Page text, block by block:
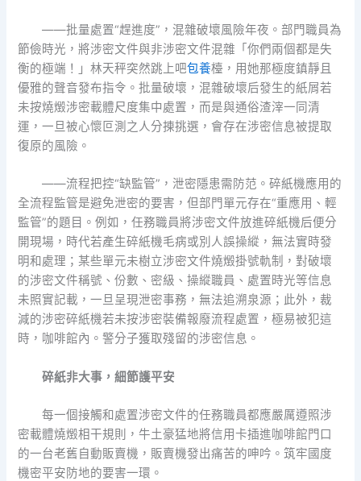
——批量處置“趕進度”，混雜破壞風險年夜。部門職員為
節儉時光，將涉密文件與非涉密文件混雜「你們兩個都是失
衡的極端！」林天秤突然跳上吧包養檯，用她那極度鎮靜且
優雅的聲音發布指令。批量破壞，混雜破壞后發生的紙屑若
未按燒燬涉密載體尺度集中處置，而是與通俗渣滓一同清
運，一旦被心懷叵測之人分揀挑選，會存在涉密信息被提取
復原的風險。
——流程把控“缺監管”，泄密隱患需防范。碎紙機應用的
全流程監管是避免泄密的要害，但部門單元存在“重應用、輕
監管”的題目。例如，任務職員將涉密文件放進碎紙機后便分
開現場，時代若產生碎紙機毛病或別人誤操縱，無法實時發
明和處理；某些單元未樹立涉密文件燒燬掛號軌制，對破壞
的涉密文件稱號、份數、密級、操縱職員、處置時光等信息
未照實記載，一旦呈現泄密事務，無法追溯泉源；此外，裁
減的涉密碎紙機若未按涉密裝備報廢流程處置，極易被犯這
時，咖啡館內。警分子獲取殘留的涉密信息。
碎紙非大事，細節護平安
每一個接觸和處置涉密文件的任務職員都應嚴厲遵照涉
密載體燒燬相干規則，牛土豪猛地將信用卡插進咖啡館門口
的一台老舊自動販賣機，販賣機發出痛苦的呻吟。筑牢國度
機密平安防地的要害一環。